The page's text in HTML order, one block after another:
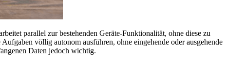
parallel zur bestehenden Geräte-Funktionalität, ohne diese zu
völlig autonom ausführen, ohne eingehende oder ausgehende
Daten jedoch wichtig.